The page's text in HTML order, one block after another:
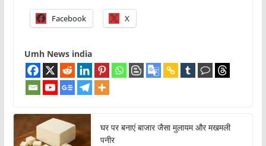
Facebook X
Umh News india
घर पर बनाएं बाजार जैसा मुलायम और मखमली
पनीर